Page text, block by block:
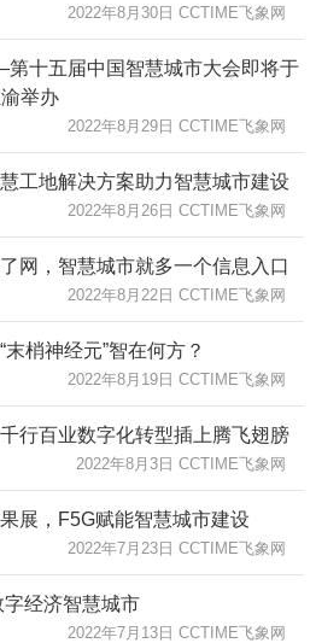
2022年8月30日 CCTIME飞象网
第十五届中国智慧城市大会即将于
举办
2022年8月29日 CCTIME飞象网
工地解决方案助力智慧城市建设
2022年8月26日 CCTIME飞象网
网，智慧城市就多一个信息入口
2022年8月22日 CCTIME飞象网
梢神经元”智在何方？
2022年8月19日 CCTIME飞象网
行百业数字化转型插上腾飞翅膀
2022年8月3日 CCTIME飞象网
展，F5G赋能智慧城市建设
2022年7月23日 CCTIME飞象网
经济智慧城市
2022年7月13日 CCTIME飞象网